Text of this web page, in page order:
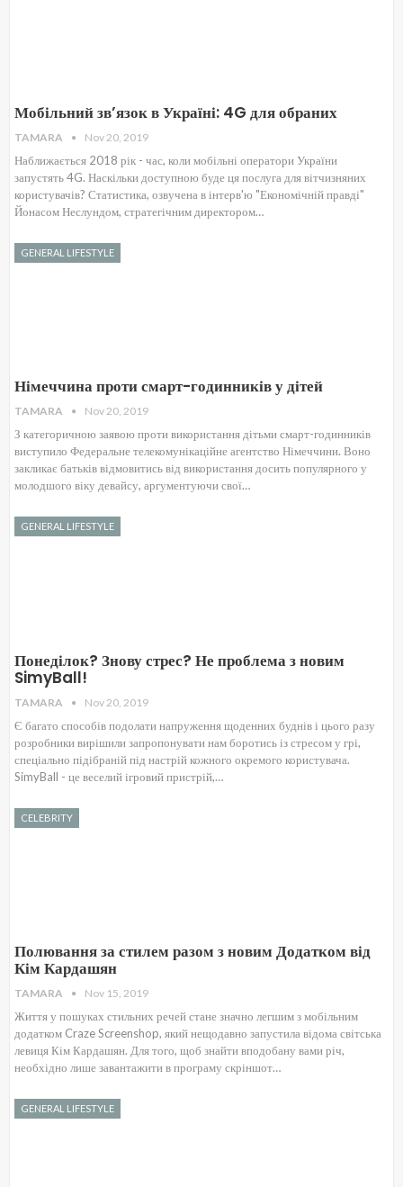
Мобільний зв’язок в Україні: 4G для обраних
TAMARA Nov 20, 2019
Наближається 2018 рік - час, коли мобільні оператори України
запустять 4G. Наскільки доступною буде ця послуга для вітчизняних
користувачів? Статистика, озвучена в інтерв'ю "Економічній правді"
Йонасом Неслундом, стратегічним директором…
GENERAL LIFESTYLE
Німеччина проти смарт-годинників у дітей
TAMARA Nov 20, 2019
З категоричною заявою проти використання дітьми смарт-годинників
виступило Федеральне телекомунікаційне агентство Німеччини. Воно
закликає батьків відмовитись від використання досить популярного у
молодшого віку девайсу, аргументуючи свої…
GENERAL LIFESTYLE
Понеділок? Знову стрес? Не проблема з новим
SimyBall!
TAMARA Nov 20, 2019
Є багато способів подолати напруження щоденних буднів і цього разу
розробники вирішили запропонувати нам боротись із стресом у грі,
спеціально підібраній під настрій кожного окремого користувача.
SimyBall - це веселий ігровий пристрій,…
CELEBRITY
Полювання за стилем разом з новим Додатком від
Кім Кардашян
TAMARA Nov 15, 2019
Життя у пошуках стильних речей стане значно легшим з мобільним
додатком Craze Screenshop, який нещодавно запустила відома світська
левиця Кім Кардашян. Для того, щоб знайти вподобану вами річ,
необхідно лише завантажити в програму скріншот…
GENERAL LIFESTYLE